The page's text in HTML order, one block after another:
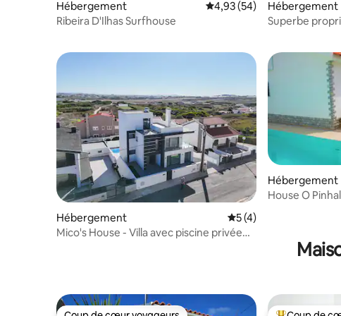
Hébergement Évaluation moyenne sur la
4,93 (54)
Ribeira D'Ilhas Surfhouse
Hébergement
Superbe
Hébergement Évaluation moyenne
5 (4)
Mico's House - Villa avec piscine privée
Hébergement
House O